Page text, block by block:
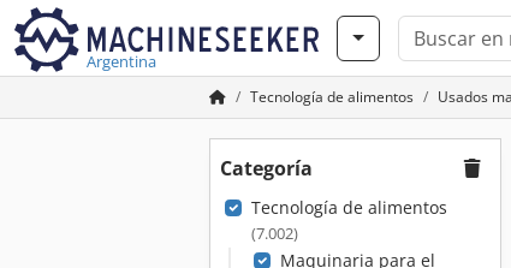
Argentina
Tecnología de alimentos Usados
Categoría
Tecnología de alimentos
(7.002)
Maquinaria para el